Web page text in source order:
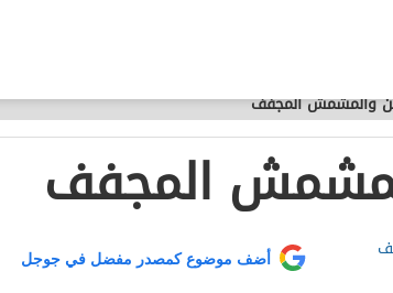
والمشمش المجفف
المجفف
أضف موضوع كمصدر مفضل في جوجل